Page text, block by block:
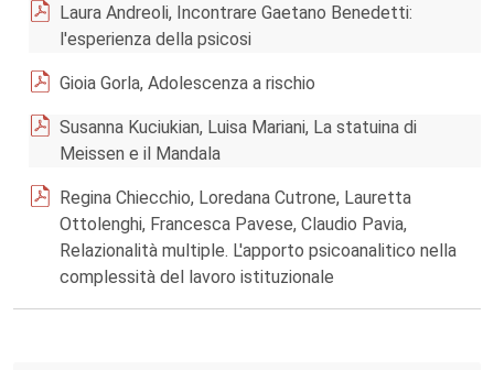
Laura Andreoli, Incontrare Gaetano Benedetti:
l'esperienza della psicosi
Gioia Gorla, Adolescenza a rischio
Susanna Kuciukian, Luisa Mariani, La statuina di
Meissen e il Mandala
Regina Chiecchio, Loredana Cutrone, Lauretta
Ottolenghi, Francesca Pavese, Claudio Pavia,
Relazionalità multiple. L'apporto psicoanalitico nella
complessità del lavoro istituzionale